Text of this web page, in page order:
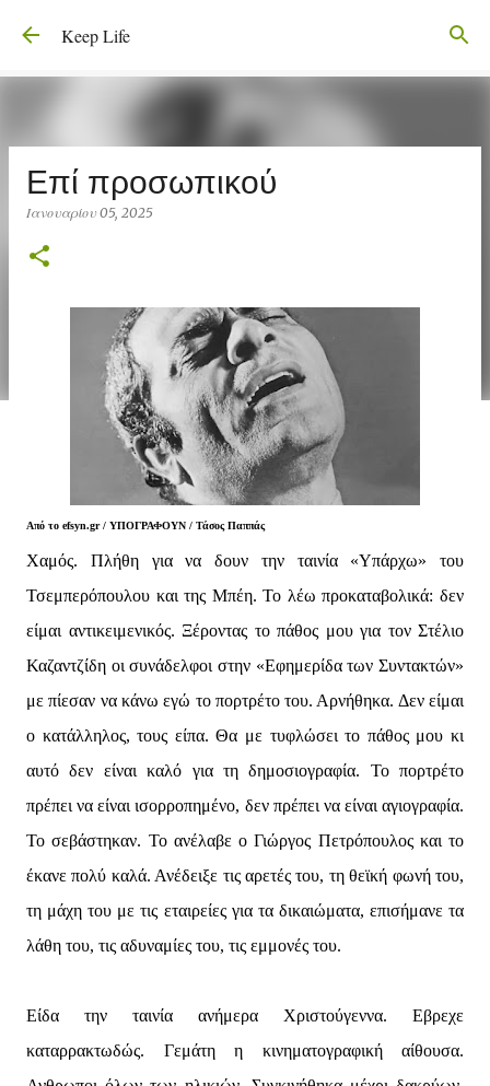
Μετάβαση στο κύριο περιεχόμενο
Keep Life
Επί προσωπικού
Ιανουαρίου 05, 2025
Από το efsyn.gr / ΥΠΟΓΡΑΦΟΥΝ / Τάσος Παππάς
Χαμός. Πλήθη για να δουν την ταινία «Υπάρχω» του
Τσεμπερόπουλου και της Μπέη. Το λέω προκαταβολικά: δεν
είμαι αντικειμενικός. Ξέροντας το πάθος μου για τον Στέλιο
Καζαντζίδη οι συνάδελφοι στην «Εφημερίδα των Συντακτών»
με πίεσαν να κάνω εγώ το πορτρέτο του. Αρνήθηκα. Δεν είμαι
ο κατάλληλος, τους είπα. Θα με τυφλώσει το πάθος μου κι
αυτό δεν είναι καλό για τη δημοσιογραφία. Το πορτρέτο
πρέπει να είναι ισορροπημένο, δεν πρέπει να είναι αγιογραφία.
Το σεβάστηκαν. Το ανέλαβε ο Γιώργος Πετρόπουλος και το
έκανε πολύ καλά. Ανέδειξε τις αρετές του, τη θεϊκή φωνή του,
τη μάχη του με τις εταιρείες για τα δικαιώματα, επισήμανε τα
λάθη του, τις αδυναμίες του, τις εμμονές του.
Είδα την ταινία ανήμερα Χριστούγεννα. Εβρεχε
καταρρακτωδώς. Γεμάτη η κινηματογραφική αίθουσα.